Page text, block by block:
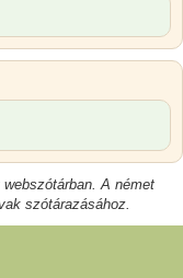
webszótárban. A német
szótárazásához.